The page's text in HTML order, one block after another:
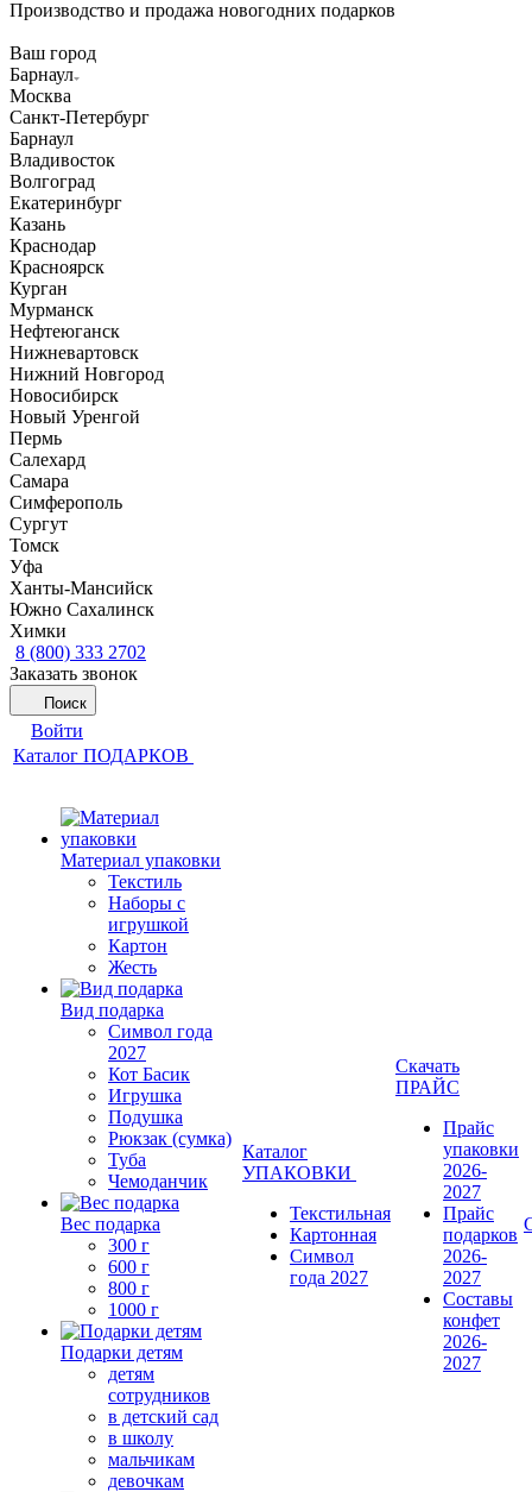
Производство и продажа новогодних подарков
Ваш город
Барнаул
Москва
Санкт-Петербург
Барнаул
Владивосток
Волгоград
Екатеринбург
Казань
Краснодар
Красноярск
Курган
Мурманск
Нефтеюганск
Нижневартовск
Нижний Новгород
Новосибирск
Новый Уренгой
Пермь
Салехард
Самара
Симферополь
Сургут
Томск
Уфа
Ханты-Мансийск
Южно Сахалинск
Химки
8 (800) 333 2702
Заказать звонок
Поиск
Войти
Каталог ПОДАРКОВ
Материал упаковки
Текстиль
Наборы с
игрушкой
Картон
Жесть
Вид подарка
Символ года
2027
Кот Басик
Игрушка
Подушка
Рюкзак (сумка)
Туба
Чемоданчик
Вес подарка
300 г
600 г
800 г
1000 г
Подарки детям
детям
сотрудников
в детский сад
в школу
мальчикам
девочкам
Каталог
УПАКОВКИ
Текстильная
Картонная
Символ
года 2027
Скачать
ПРАЙС
Прайс
упаковки
2026-
2027
Прайс
подарков
2026-
2027
Составы
конфет
2026-
2027